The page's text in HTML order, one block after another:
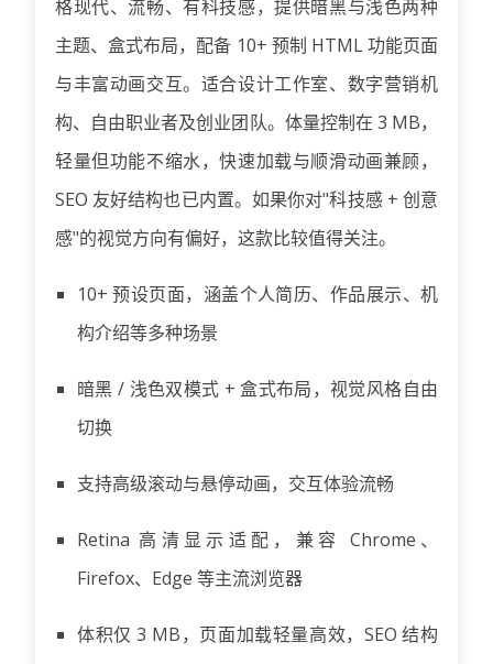
格现代、流畅、有科技感，提供暗黑与浅色两种
主题、盒式布局，配备 10+ 预制 HTML 功能页面
与丰富动画交互。适合设计工作室、数字营销机
构、自由职业者及创业团队。体量控制在 3 MB，
轻量但功能不缩水，快速加载与顺滑动画兼顾，
SEO 友好结构也已内置。如果你对"科技感 + 创意
感"的视觉方向有偏好，这款比较值得关注。
10+ 预设页面，涵盖个人简历、作品展示、机
构介绍等多种场景
暗黑 / 浅色双模式 + 盒式布局，视觉风格自由
切换
支持高级滚动与悬停动画，交互体验流畅
Retina 高清显示适配，兼容 Chrome、
Firefox、Edge 等主流浏览器
体积仅 3 MB，页面加载轻量高效，SEO 结构